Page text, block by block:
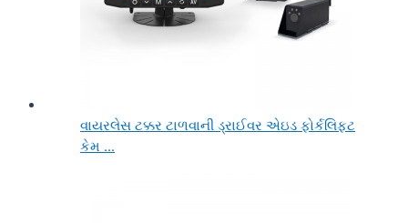
વાયરલેસ ટક્કર ટાળવાની ડ્રાઈવર એઇડ ફોર્કલિફ્ટ
કેમ ...